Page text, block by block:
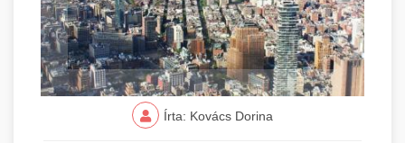
Írta: Kovács Dorina